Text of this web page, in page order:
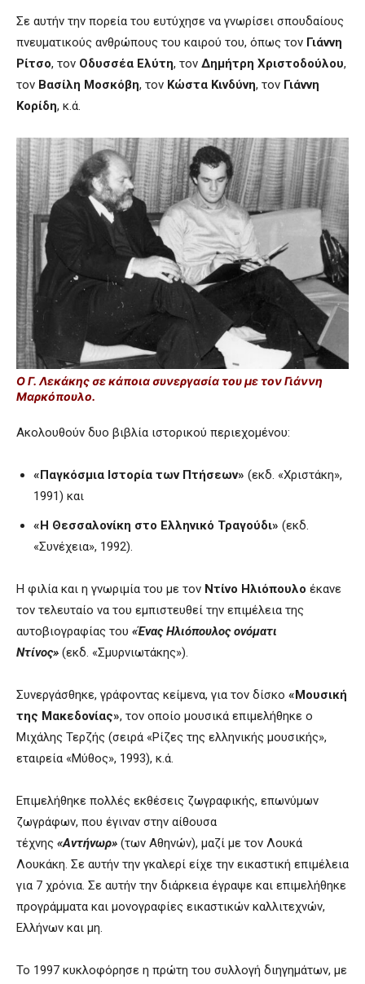
Σε αυτήν την πορεία του ευτύχησε να γνωρίσει σπουδαίους
πνευματικούς ανθρώπους του καιρού του, όπως τον Γιάννη
Ρίτσο, τον Οδυσσέα Ελύτη, τον Δημήτρη Χριστοδούλου,
τον Βασίλη Μοσκόβη, τον Κώστα Κινδύνη, τον Γιάννη
Κορίδη, κ.ά.
Ο Γ. Λεκάκης σε κάποια συνεργασία του με τον Γιάννη
Μαρκόπουλο.
Ακολουθούν δυο βιβλία ιστορικού περιεχομένου:
«Παγκόσμια Ιστορία των Πτήσεων» (εκδ. «Χριστάκη»,
1991) και
«Η Θεσσαλονίκη στο Ελληνικό Τραγούδι» (εκδ.
«Συνέχεια», 1992).
Η φιλία και η γνωριμία του με τον Ντίνο Ηλιόπουλο έκανε
τον τελευταίο να του εμπιστευθεί την επιμέλεια της
αυτοβιογραφίας του «Ένας Ηλιόπουλος ονόματι
Ντίνος» (εκδ. «Σμυρνιωτάκης»).
Συνεργάσθηκε, γράφοντας κείμενα, για τον δίσκο «Μουσική
της Μακεδονίας», τον οποίο μουσικά επιμελήθηκε ο
Μιχάλης Τερζής (σειρά «Ρίζες της ελληνικής μουσικής»,
εταιρεία «Μύθος», 1993), κ.ά.
Επιμελήθηκε πολλές εκθέσεις ζωγραφικής, επωνύμων
ζωγράφων, που έγιναν στην αίθουσα
τέχνης «Αντήνωρ» (των Αθηνών), μαζί με τον Λουκά
Λουκάκη. Σε αυτήν την γκαλερί είχε την εικαστική επιμέλεια
για 7 χρόνια. Σε αυτήν την διάρκεια έγραψε και επιμελήθηκε
προγράμματα και μονογραφίες εικαστικών καλλιτεχνών,
Ελλήνων και μη.
Το 1997 κυκλοφόρησε η πρώτη του συλλογή διηγημάτων, με